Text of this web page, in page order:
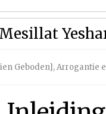
Geboden],Arrogantie